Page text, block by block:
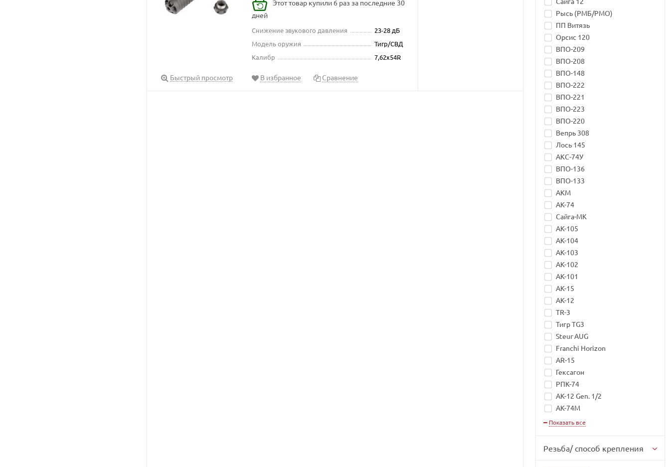
Рысь (РМБ/РМО)
ПП Витязь
Орсис 120
ВПО-209
ВПО-208
ВПО-148
ВПО-222
ВПО-221
ВПО-223
ВПО-220
Вепрь 308
Лось 145
АКС-74У
ВПО-136
ВПО-133
АКМ
АК-74
Сайга-МК
АК-105
АК-104
АК-103
АК-102
АК-101
АК-15
АК-12
TR-3
Тигр TG3
Steur AUG
Franchi Horizon
AR-15
Гексагон
РПК-74
АК-12 Gen. 1/2
АК-74M
Показать все
Резьба/ способ крепления
Этот товар купили 6 раз за последние 30
дней
Снижение звукового давления
23-28 дБ
Модель оружия
Тигр/СВД
Калибр
7,62x54R
Быстрый просмотр В избранное Сравнение